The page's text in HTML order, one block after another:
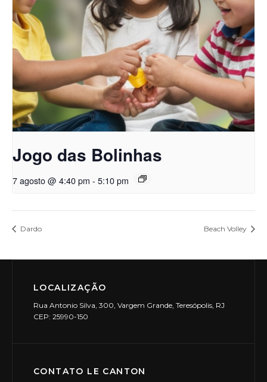
Jogo das Bolinhas
7 agosto @ 4:40 pm - 5:10 pm
Dardo Beach Volley
LOCALIZAÇÃO
Rua Antonio Silva, 300, Vargem Grande, Teresópolis, RJ
CEP: 25990-150
CONTATO LE CANTON